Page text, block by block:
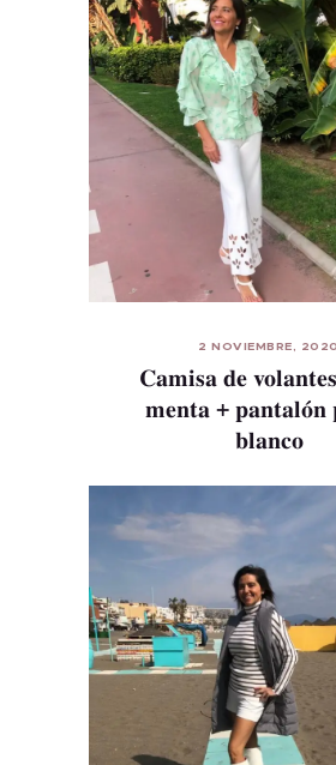
2 NOVIEMBRE, 2020
Camisa de
menta + pantalón
blanco